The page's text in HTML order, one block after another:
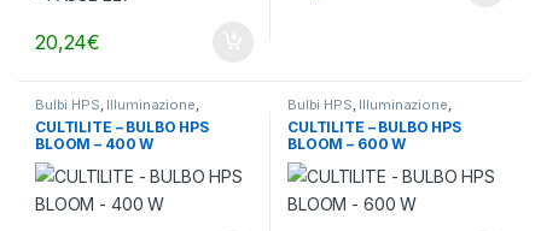
20,24€
Bulbi HPS, Illuminazione,
Lampade Orticultura
CULTILITE – BULBO HPS
BLOOM – 400 W
Bulbi HPS, Illuminazione,
Lampade Orticultura
CULTILITE – BULBO HPS
BLOOM – 600 W